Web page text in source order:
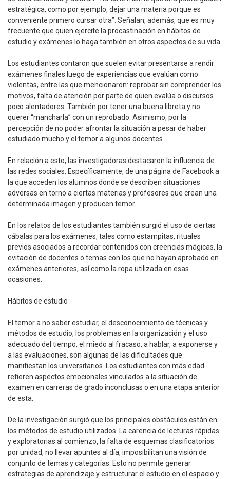
estratégica, como por ejemplo, dejar una materia porque es
conveniente primero cursar otra”. Señalan, además, que es muy
frecuente que quien ejercite la procastinación en hábitos de
estudio y exámenes lo haga también en otros aspectos de su vida.
Los estudiantes contaron que suelen evitar presentarse a rendir
exámenes finales luego de experiencias que evalúan como
violentas, entre las que mencionaron: reprobar sin comprender los
motivos, falta de atención por parte de quien evalúa o discursos
poco alentadores. También por tener una buena libreta y no
querer “mancharla” con un reprobado. Asimismo, por la
percepción de no poder afrontar la situación a pesar de haber
estudiado mucho y el temor a algunos docentes.
En relación a esto, las investigadoras destacaron la influencia de
las redes sociales. Específicamente, de una página de Facebook a
la que acceden los alumnos donde se describen situaciones
adversas en torno a ciertas materias y profesores que crean una
determinada imagen y producen temor.
En los relatos de los estudiantes también surgió el uso de ciertas
cábalas para los exámenes, tales como estampitas, rituales
previos asociados a recordar contenidos con creencias mágicas, la
evitación de docentes o temas con los que no hayan aprobado en
exámenes anteriores, así como la ropa utilizada en esas
ocasiones.
Hábitos de estudio
El temor a no saber estudiar, el desconocimiento de técnicas y
métodos de estudio, los problemas en la organización y el uso
adecuado del tiempo, el miedo al fracaso, a hablar, a exponerse y
a las evaluaciones, son algunas de las dificultades que
manifiestan los universitarios. Los estudiantes con más edad
refieren aspectos emocionales vinculados a la situación de
examen en carreras de grado inconclusas o en una etapa anterior
de esta.
De la investigación surgió que los principales obstáculos están en
los métodos de estudio utilizados. La carencia de lecturas rápidas
y exploratorias al comienzo, la falta de esquemas clasificatorios
por unidad, no llevar apuntes al día, imposibilitan una visión de
conjunto de temas y categorías. Esto no permite generar
estrategias de aprendizaje y estructurar el estudio en el espacio y